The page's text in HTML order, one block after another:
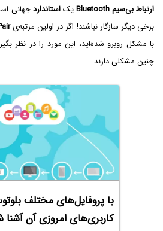
ارتباط بی‌سیم Bluetooth
یکاستانداردجهانی
برخی دیگر سازگار نباشند! اگر در اولین مرتبه‌ی
با مشکل روبرو شده‌اید، این مورد را در نظر
چنین مشکلی دارند.
با پروفایل‌های مختلف
کاربری‌های امروزی آن آشنا